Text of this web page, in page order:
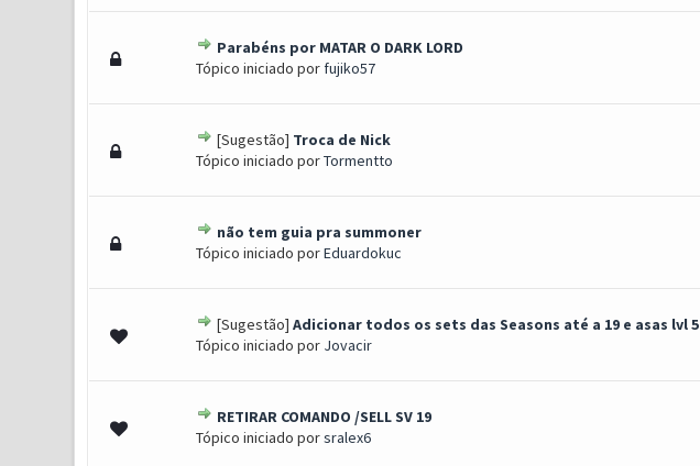
Parabéns por MATAR O DARK LORD
Tópico iniciado por fujiko57
0 Voto(s) - 0 de 5 em média
12 345
[Sugestão] Troca de Nick
Tópico iniciado porTormentto
0 Voto(s) - 0 de 5 em média
123
não tem guia pra summoner
Tópico iniciado porEduardokuc
0 Voto(s) - 0 de 5 em média
12345
[Sugestão] Adicionar todos os sets das Seasons até a 19 e asas lvl 5
Tópico iniciado por Jovacir
0 Voto(s) - 0 de 5 em média
12345
RETIRAR COMANDO /SELL SV 19
Tópico iniciado porsralex6
0 Voto(s) - 0 de 5 em média
12345